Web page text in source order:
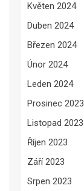
Květen 2024
Duben 2024
Březen 2024
Únor 2024
Leden 2024
Prosinec 2023
Listopad 2023
Říjen 2023
Září 2023
Srpen 2023